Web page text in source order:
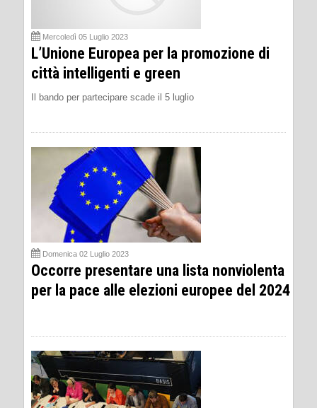
Mercoledì 05 Luglio 2023
L’Unione Europea per la promozione di
città intelligenti e green
Il bando per partecipare scade il 5 luglio
Domenica 02 Luglio 2023
Occorre presentare una lista nonviolenta
per la pace alle elezioni europee del 2024